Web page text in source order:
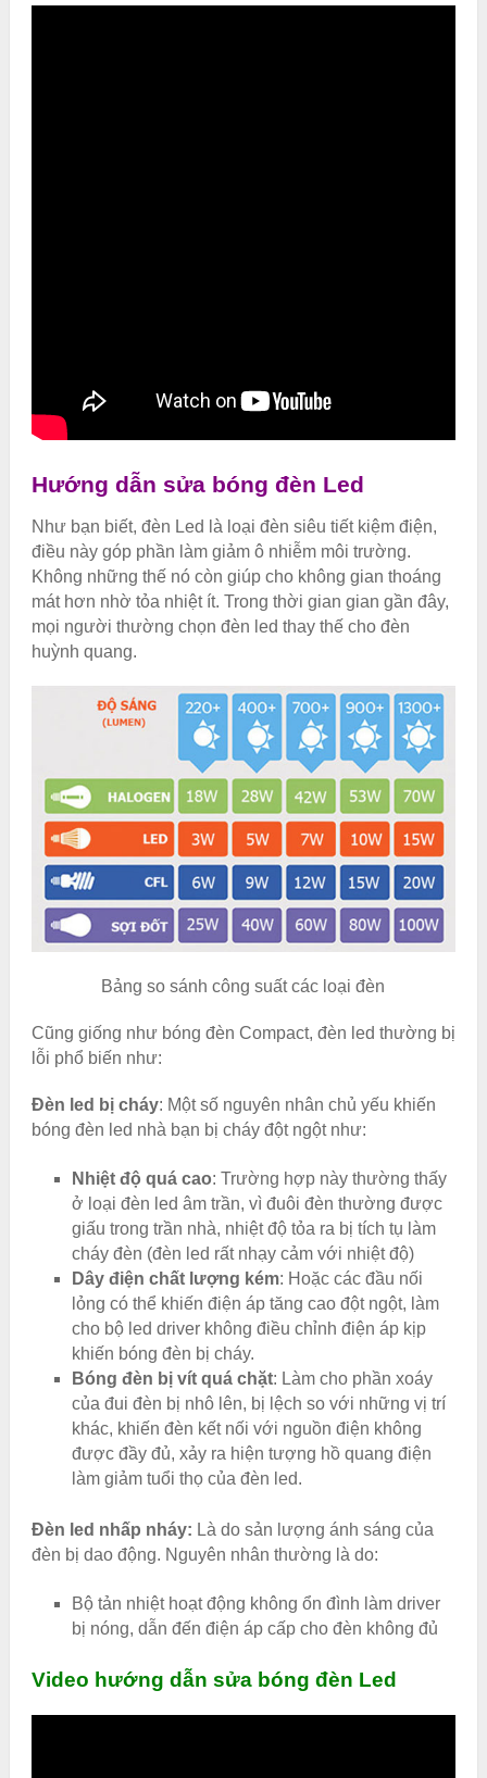
Hướng dẫn sửa bóng đèn Led
Như bạn biết, đèn Led là loại đèn siêu tiết kiệm điện,
điều này góp phần làm giảm ô nhiễm môi trường.
Không những thế nó còn giúp cho không gian thoáng
mát hơn nhờ tỏa nhiệt ít. Trong thời gian gian gần đây,
mọi người thường chọn đèn led thay thế cho đèn
huỳnh quang.
Bảng so sánh công suất các loại đèn
Cũng giống như bóng đèn Compact, đèn led thường bị
lỗi phổ biến như:
Đèn led bị cháy: Một số nguyên nhân chủ yếu khiến
bóng đèn led nhà bạn bị cháy đột ngột như:
Nhiệt độ quá cao: Trường hợp này thường thấy
ở loại đèn led âm trần, vì đuôi đèn thường được
giấu trong trần nhà, nhiệt độ tỏa ra bị tích tụ làm
cháy đèn (đèn led rất nhạy cảm với nhiệt độ)
Dây điện chất lượng kém: Hoặc các đầu nối
lỏng có thể khiến điện áp tăng cao đột ngột, làm
cho bộ led driver không điều chỉnh điện áp kịp
khiến bóng đèn bị cháy.
Bóng đèn bị vít quá chặt: Làm cho phần xoáy
của đui đèn bị nhô lên, bị lệch so với những vị trí
khác, khiến đèn kết nối với nguồn điện không
được đầy đủ, xảy ra hiện tượng hồ quang điện
làm giảm tuổi thọ của đèn led.
Đèn led nhấp nháy: Là do sản lượng ánh sáng của
đèn bị dao động. Nguyên nhân thường là do:
Bộ tản nhiệt hoạt động không ổn đình làm driver
bị nóng, dẫn đến điện áp cấp cho đèn không đủ
Video hướng dẫn sửa bóng đèn Led